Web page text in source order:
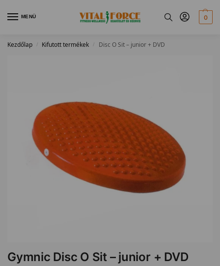
MENÜ 0
Kezdőlap / Kifutott termékek / Disc O Sit – junior + DVD
Gymnic Disc O Sit – junior + DVD